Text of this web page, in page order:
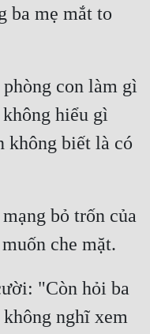
ba mẹ mắt to
con làm gì
hiểu gì
không biết là có
bỏ trốn của
"Còn hỏi ba
nghĩ xem